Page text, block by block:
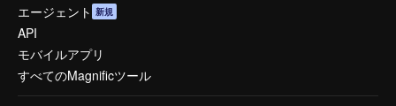
エージェント 新規
API
モバイルアプリ
すべてのMagnificツール